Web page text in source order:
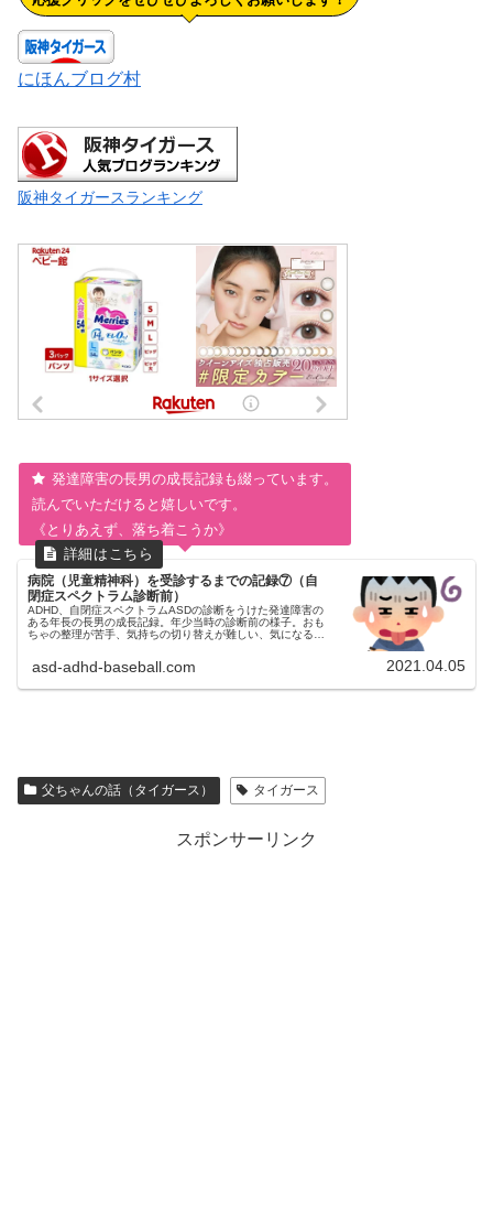
にほんブログ村
阪神タイガースランキング
発達障害の長男の成長記録も綴っています。
読んでいただけると嬉しいです。
《とりあえず、落ち着こうか》
病院（児童精神科）を受診するまでの記録⑦（自
閉症スペクトラム診断前）
ADHD、自閉症スペクトラムASDの診断をうけた発達障害の
ある年長の長男の成長記録。年少当時の診断前の様子。おも
ちゃの整理が苦手、気持ちの切り替えが難しい、気になるも
asd-adhd-baseball.com 2021.04.05
父ちゃんの話（タイガース） タイガース
スポンサーリンク